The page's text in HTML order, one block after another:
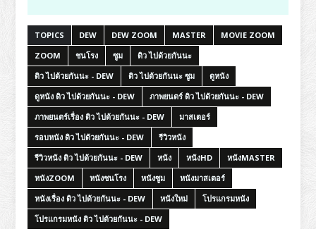
TOPICS DEW DEW ZOOM MASTER
MOVIE ZOOM
ZOOM
ชนโรง ซูม
ดิว ไปด้วยกันนะ
ดิว ไปด้วยกันนะ - DEW
ดิว ไปด้วยกันนะ ซูม
ดูหนัง
ดูหนัง ดิว ไปด้วยกันนะ - DEW
ภาพยนตร์ ดิว ไปด้วยกันนะ - DEW
ภาพยนตร์เรื่อง ดิว ไปด้วยกันนะ - DEW
มาสเตอร์
รอบหนัง ดิว ไปด้วยกันนะ - DEW
รีวิวหนัง
รีวิวหนัง ดิว ไปด้วยกันนะ - DEW
หนัง หนังHD
หนังMASTER
หนังZOOM
หนังชนโรง หนังซูม
หนังมาสเตอร์
หนังเรื่อง ดิว ไปด้วยกันนะ - DEW
หนังใหม่
โปรแกรมหนัง
โปรแกรมหนัง ดิว ไปด้วยกันนะ - DEW